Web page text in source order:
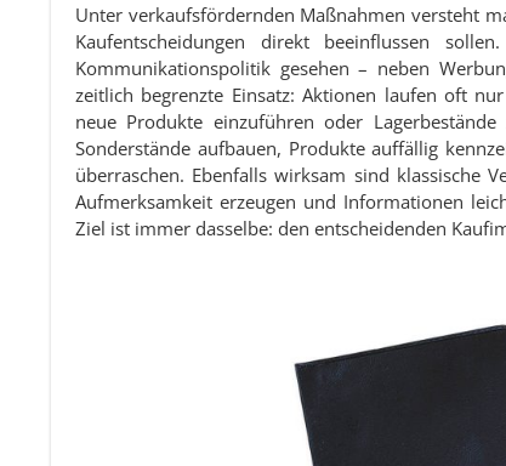
Unter verkaufsfördernden Maßnahmen versteht
Kaufentscheidungen direkt beeinflussen
Kommunikationspolitik gesehen – neben
zeitlich begrenzte Einsatz: Aktionen laufen oft
neue Produkte einzuführen oder
Sonderstände aufbauen, Produkte auffällig
überraschen. Ebenfalls wirksam sind klassische
Aufmerksamkeit erzeugen und Informationen
Ziel ist immer dasselbe: den entscheidenden